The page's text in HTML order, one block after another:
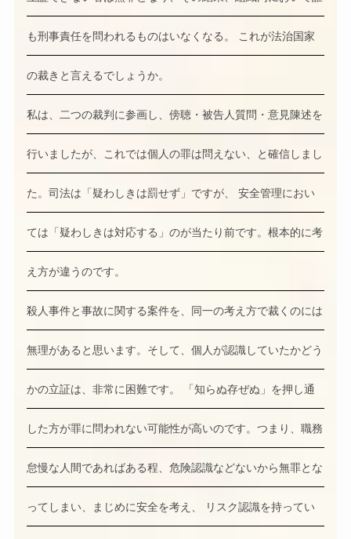
も刑事責任を問われるものはいなくなる。 これが法治国家
の裁きと言えるでしょうか。
私は、二つの裁判に参画し、傍聴・被告人質問・意見陳述を
行いましたが、これでは個人の罪は問えない、と確信しまし
た。司法は「疑わしきは罰せず」ですが、 安全管理におい
ては「疑わしきは対応する」のが当たり前です。根本的に考
え方が違うのです。
殺人事件と事故に関する案件を、同一の考え方で裁くのには
無理があると思います。そして、個人が認識していたかどう
かの立証は、非常に困難です。 「知らぬ存ぜぬ」を押し通
した方が罪に問われない可能性が高いのです。つまり、職務
怠慢な人間であればある程、危険認識などないから無罪とな
ってしまい、まじめに安全を考え、 リスク認識を持ってい